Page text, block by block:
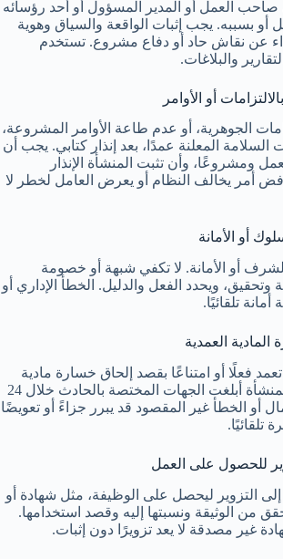
صاحب العمل أو المدير المسؤول أو أحد رؤسائه
أو بسببه. يجب إثبات الواقعة والسياق وهوية
عن نقاش حاد أو دفاع مشروع. تستخدم
والبلاغات.
أو الأوامر
الجوهرية، أو عدم طاعة الأوامر المشروعة،
السلامة المعلنة عمدًا، بعد إنذار كتابي. يجب أن
ومشروعًا، وأن تثبت المنشأة الإنذار
رفض أمر يخالف النظام أو يعرض العامل لخطر لا
أو الأمانة
أو الأمانة. لا تكفي شبهة أو خصومة
ويحدد الفعل والدليل. الخطأ الإداري أو
تلقائيًا.
المادية العمدية
فعلًا أو امتناعًا بقصد إلحاق خسارة مادية
بصاحب العمل، وأن المنشأة أبلغت الجهات المختصة بالحادث خلال 24
أو الخطأ غير المقصود قد يبرر جزاءً أو تعويضًا
تلقائيًا.
للحصول على العمل
إلى التزوير ليحصل على الوظيفة، مثل شهادة أو
من الوثيقة ونسبتها إليه وقصد استخدامها.
غير مصدقة لا يعد تزويرًا دون إثبات.